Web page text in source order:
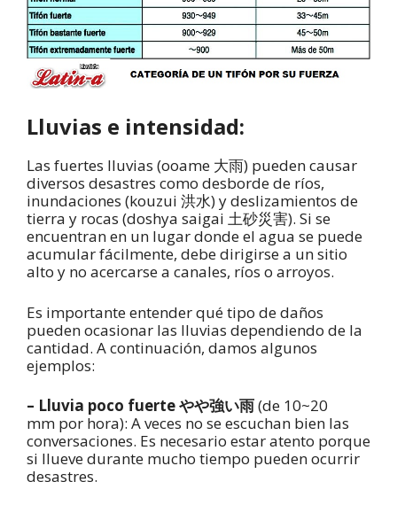
Lluvias e intensidad:
Las fuertes lluvias (ooame 大雨) pueden causar
diversos desastres como desborde de ríos,
inundaciones (kouzui 洪水) y deslizamientos de
tierra y rocas (doshya saigai 土砂災害). Si se
encuentran en un lugar donde el agua se puede
acumular fácilmente, debe dirigirse a un sitio
alto y no acercarse a canales, ríos o arroyos.
Es importante entender qué tipo de daños
pueden ocasionar las lluvias dependiendo de la
cantidad. A continuación, damos algunos
ejemplos:
– Lluvia poco fuerte やや強い雨(de 10~20
mm por hora): A veces no se escuchan bien las
conversaciones. Es necesario estar atento porque
si llueve durante mucho tiempo pueden ocurrir
desastres.